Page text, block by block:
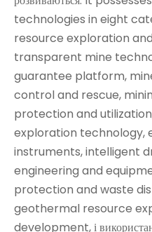
technologies in eight
resource exploration
transparent mine
guarantee platform,
control and rescue,
protection and
exploration technology,
instruments, intelligent
engineering and
protection and waste
geothermal resource
development, і